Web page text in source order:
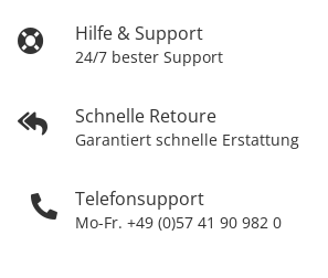
Hilfe & Support
24/7 bester Support
Schnelle Retoure
Garantiert schnelle Erstattung
Telefonsupport
Mo-Fr. +49 (0)57 41 90 982 0